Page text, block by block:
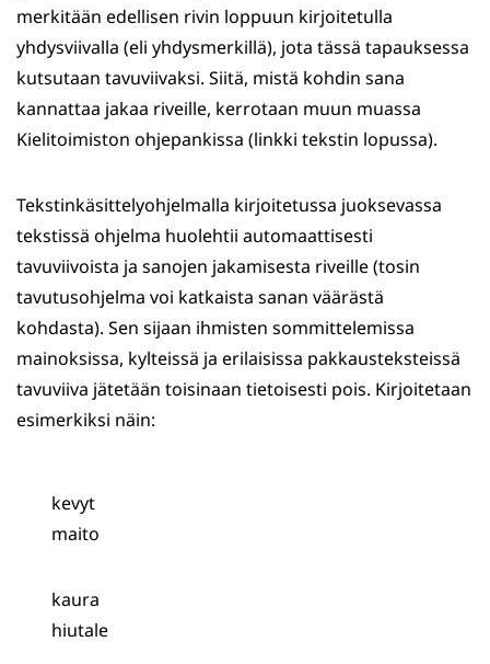
merkitään edellisen rivin loppuun kirjoitetulla
yhdysviivalla (eli yhdysmerkillä), jota tässä tapauksessa
kutsutaan tavuviivaksi. Siitä, mistä kohdin sana
kannattaa jakaa riveille, kerrotaan muun muassa
Kielitoimiston ohjepankissa (linkki tekstin lopussa).
Tekstinkäsittelyohjelmalla kirjoitetussa juoksevassa
tekstissä ohjelma huolehtii automaattisesti
tavuviivoista ja sanojen jakamisesta riveille (tosin
tavutusohjelma voi katkaista sanan väärästä
kohdasta). Sen sijaan ihmisten sommittelemissa
mainoksissa, kylteissä ja erilaisissa pakkausteksteissä
tavuviiva jätetään toisinaan tietoisesti pois. Kirjoitetaan
esimerkiksi näin:
kevyt
maito
kaura
hiutale